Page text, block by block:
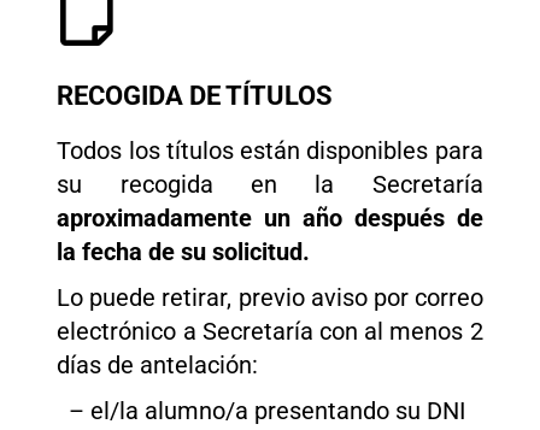
RECOGIDA DE TÍTULOS
​Todos los títulos están disponibles para
su recogida en la Secretaría
aproximadamente un año después de
la fecha de su solicitud.
Lo puede retirar, previo aviso por correo
electrónico a Secretaría con al menos 2
días de antelación:
– el/la alumno/a presentando su DNI